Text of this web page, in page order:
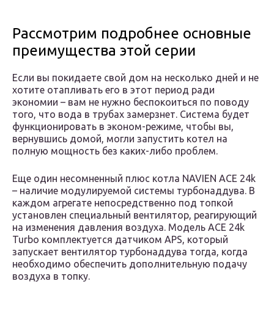
Рассмотрим подробнее основные
преимущества этой серии
Если вы покидаете свой дом на несколько дней и не
хотите отапливать его в этот период ради
экономии – вам не нужно беспокоиться по поводу
того, что вода в трубах замерзнет. Система будет
функционировать в эконом-режиме, чтобы вы,
вернувшись домой, могли запустить котел на
полную мощность без каких-либо проблем.
Еще один несомненный плюс котла NAVIEN ACE 24k
– наличие модулируемой системы турбонаддува. В
каждом агрегате непосредственно под топкой
установлен специальный вентилятор, реагирующий
на изменения давления воздуха. Модель ACE 24k
Turbo комплектуется датчиком APS, который
запускает вентилятор турбонаддува тогда, когда
необходимо обеспечить дополнительную подачу
воздуха в топку.